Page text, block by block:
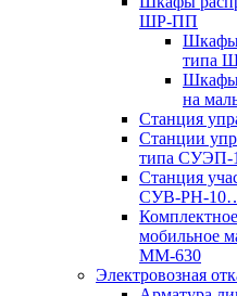
ШР-ПП
Шкафы
типа
Шкафы
на
Станция
Станции
типа СУЭП-
Станция
СУВ-РН-
мобильное
ММ-630
Электровозная